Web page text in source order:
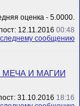
12.11.2016 00:48
И МАГИИ
31.10.2016 18:16